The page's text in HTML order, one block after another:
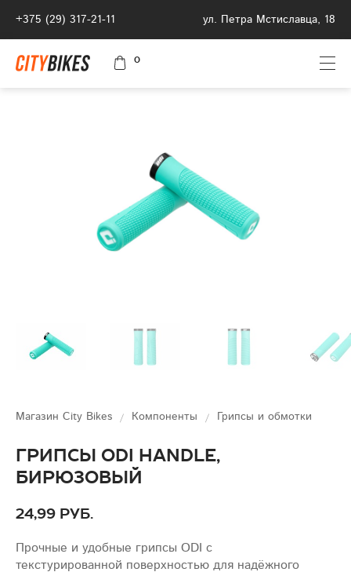
+375 (29) 317-21-11 ул. Петра Мстиславца, 18
0
Магазин City Bikes Компоненты Грипсы и обмотки
Грипсы Odi Handle,
бирюзовый
24,99 руб.
Прочные и удобные грипсы ODI с
текстурированной поверхностью для надёжного